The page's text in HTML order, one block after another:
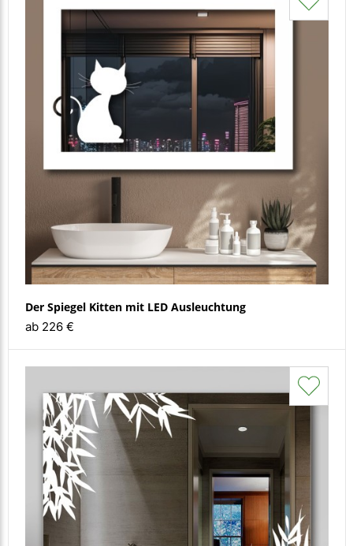
Der Spiegel Kitten mit LED Ausleuchtung
ab 226 €